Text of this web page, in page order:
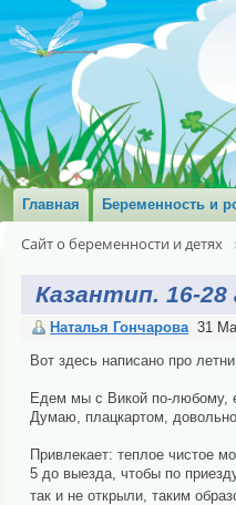
Главная Беременность и
Сайт о беременности и детях
Казантип. 16-28
Наталья Гончарова 31
Вот здесь написано про
Едем мы с Викой по-любому,
Думаю, плацкартом,
Привлекает: теплое чистое
5 до выезда, чтобы по
так и не открыли, таким